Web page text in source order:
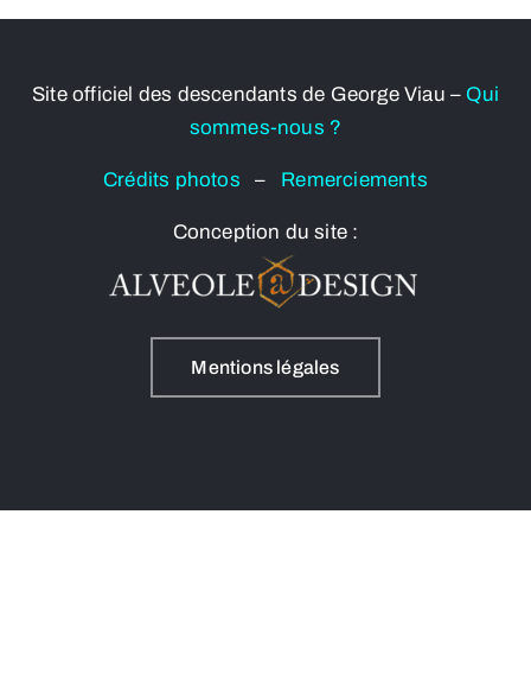
Site officiel des descendants de George Viau – Qui
sommes-nous ?
Crédits photos– Remerciements
Conception du site :
Mentions légales